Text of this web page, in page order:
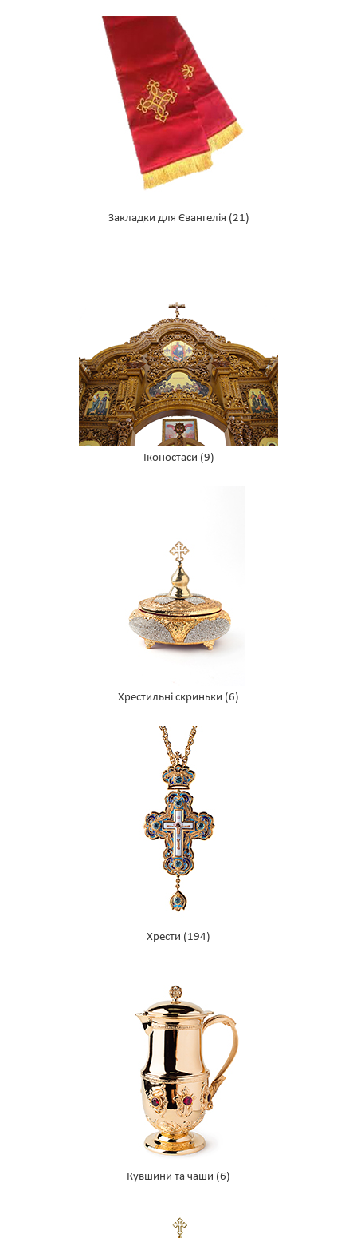
Закладки для Євангелія (21)
Іконостаси (9)
Хрестильні скриньки (6)
Хрести (194)
Кувшини та чаши (6)